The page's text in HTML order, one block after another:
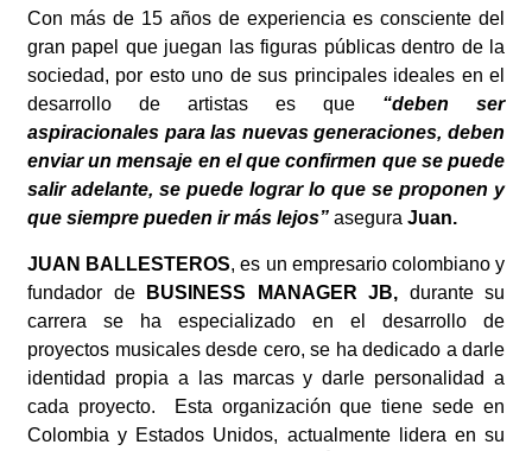
Con más de 15 años de experiencia es consciente del
gran papel que juegan las figuras públicas dentro de la
sociedad, por esto uno de sus principales ideales en el
desarrollo de artistas es que “deben ser
aspiracionales para las nuevas generaciones, deben
enviar un mensaje en el que confirmen que se puede
salir adelante, se puede lograr lo que se proponen y
que siempre pueden ir más lejos” asegura Juan.
JUAN BALLESTEROS, es un empresario colombiano y
fundador de
BUSINESS MANAGER JB, durante su
carrera se ha especializado en el desarrollo de
proyectos musicales desde cero, se ha dedicado a darle
identidad propia a las marcas y darle personalidad a
cada proyecto. Esta organización que tiene sede en
Colombia y Estados Unidos, actualmente lidera en su